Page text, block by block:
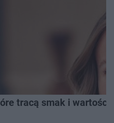
tracą smak i